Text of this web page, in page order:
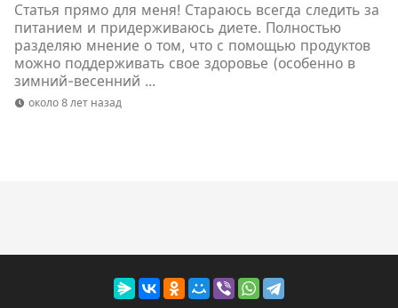
Статья прямо для меня! Стараюсь всегда следить за
питанием и придерживаюсь диете. Полностью
разделяю мнение о том, что с помощью продуктов
можно поддерживать свое здоровье (особенно в
зимний-весенний ...
около 8 лет назад